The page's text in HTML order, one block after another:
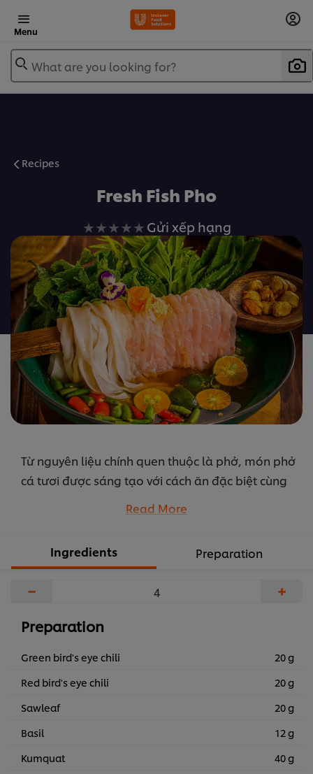
Menu
What are you looking for?
Recipes
Fresh Fish Pho
Không
có
xếp
hạng
nào
được
gửi
cho
recipe
này
Gửi xếp hạng
Từ nguyên liệu chính quen thuộc là phở, món phở
cá tươi được sáng tạo với cách ăn đặc biệt cùng
biệt mang lại cảm giác vừa quen cũng lại vừa lạ
thêm phần phong phú.
Read More
Ingredients Preparation
− +
Preparation
Green bird's eye chili
20 g
Red bird's eye chili
20 g
Sawleaf
20 g
Basil
12 g
Kumquat
40 g